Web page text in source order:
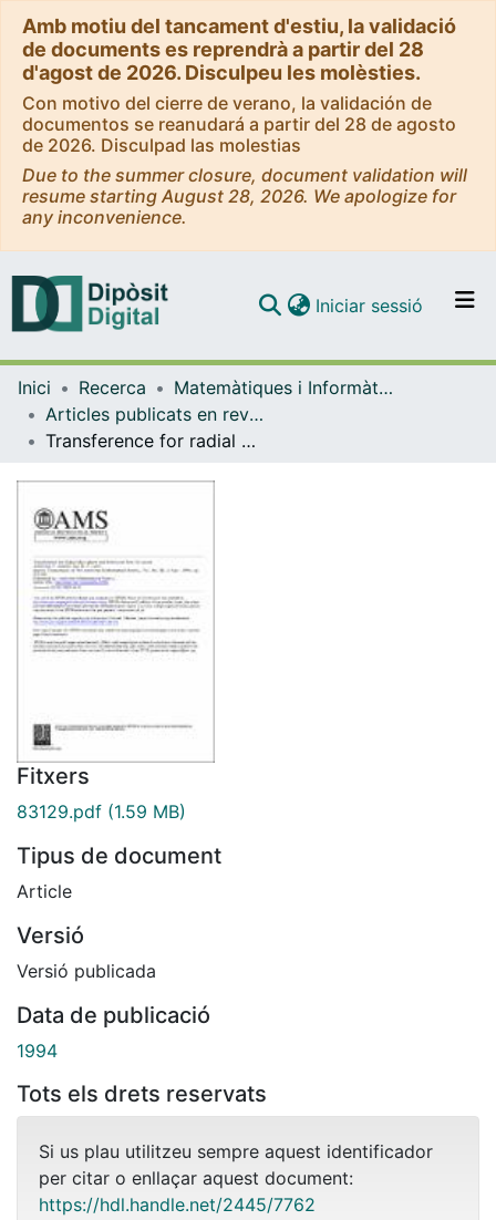
Amb motiu del tancament d'estiu, la validació
de documents es reprendrà a partir del 28
d'agost de 2026. Disculpeu les molèsties.
Con motivo del cierre de verano, la validación de
documentos se reanudará a partir del 28 de agosto
de 2026. Disculpad las molestias
Due to the summer closure, document validation will
resume starting August 28, 2026. We apologize for
any inconvenience.
Navega per tot el DD
Com publicar
Iniciar sessió (current)
Inici Recerca
Matemàtiques i Informàtica
Articles publicats en revistes (Matemàtiques i Informàtica)
Transference for radial multipliers and dimension free estimates
Fitxers
83129.pdf (1.59 MB)
Tipus de document
Article
Versió
Versió publicada
Data de publicació
1994
Tots els drets reservats
Si us plau utilitzeu sempre aquest identificador
per citar o enllaçar aquest document:
https://hdl.handle.net/2445/7762